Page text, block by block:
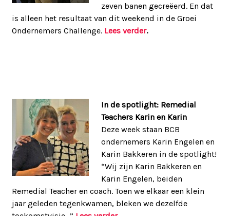
zeven banen gecreëerd. En dat
is alleen het resultaat van dit weekend in de Groei
Ondernemers Challenge. Lees verder.
In de spotlight: Remedial
Teachers Karin en Karin
Deze week staan BCB
ondernemers Karin Engelen en
Karin Bakkeren in de spotlight!
“Wij zijn Karin Bakkeren en
Karin Engelen, beiden
Remedial Teacher en coach. Toen we elkaar een klein
jaar geleden tegenkwamen, bleken we dezelfde